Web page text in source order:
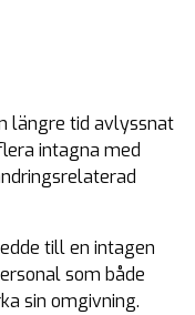
längre tid avlyssnat
intagna med
till en intagen
som både
sin omgivning.